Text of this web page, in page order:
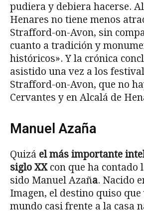
pudiera y debiera hacerse.
Henares no tiene menos
Strafford-on-Avon, sin
cuanto a tradición y
históricos». Y la crónica
asistido una vez a los
Strafford-on-Avon, que no
Cervantes y en Alcalá de
Manuel Azaña
Quizá el más importante
siglo XXcon que ha contado
sido Manuel Azaña. Nacido
Imagen, el destino quiso
mundo casi frente a la casa